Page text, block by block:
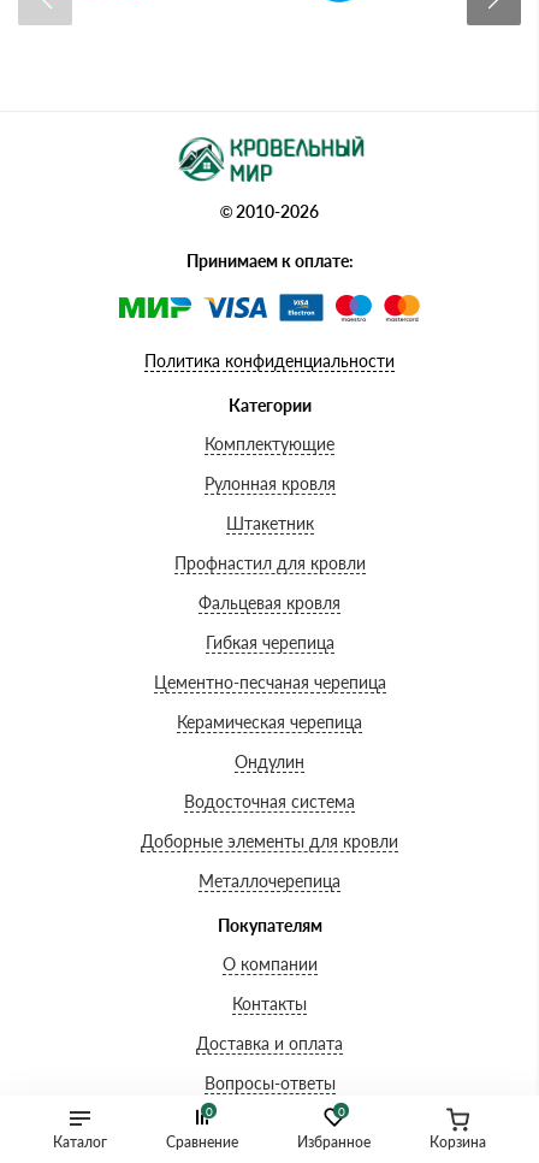
Каталог
0
Избранное
0
Сравнение Корзина
© 2010-2026
Принимаем к оплате:
Политика конфиденциальности
Категории
Комплектующие
Рулонная кровля
Штакетник
Профнастил для кровли
Фальцевая кровля
Гибкая черепица
Цементно-песчаная черепица
Керамическая черепица
Ондулин
Водосточная система
Доборные элементы для кровли
Металлочерепица
Покупателям
О компании
Контакты
Доставка и оплата
Вопросы-ответы